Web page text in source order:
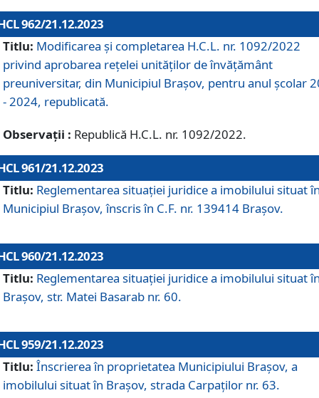
962/21.12.2023
Titlu: Modificarea și completarea H.C.L. nr. 1092/2022
privind aprobarea rețelei unităților de învăţământ
preuniversitar, din Municipiul Braşov, pentru anul școlar
- 2024, republicată.
Observații : Republică H.C.L. nr. 1092/2022.
961/21.12.2023
Titlu: Reglementarea situației juridice a imobilului situat
Municipiul Brașov, înscris în C.F. nr. 139414 Brașov.
960/21.12.2023
Titlu: Reglementarea situației juridice a imobilului situat
Brașov, str. Matei Basarab nr. 60.
959/21.12.2023
Titlu: Înscrierea în proprietatea Municipiului Brașov, a
imobilului situat în Brașov, strada Carpaților nr. 63.